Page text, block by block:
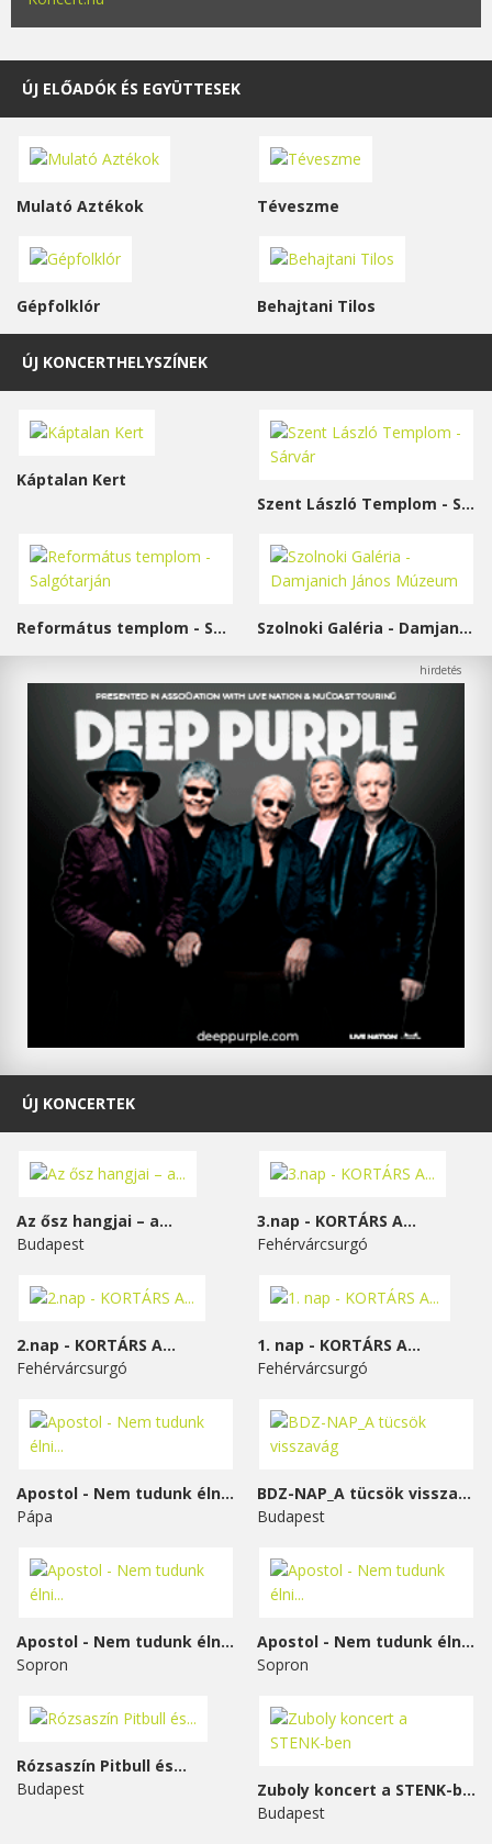
ÚJ ELŐADÓK ÉS EGYÜTTESEK
Mulató Aztékok Téveszme
Gépfolklór Behajtani Tilos
ÚJ KONCERTHELYSZÍNEK
Káptalan Kert
Szent László Templom - Sárvár
Református templom - Salgótarján Szolnoki Galéria - Damjanich János Múzeum
ÚJ KONCERTEK
Az ősz hangjai – a...
Budapest
3.nap - KORTÁRS A...
Fehérvárcsurgó
2.nap - KORTÁRS A...
Fehérvárcsurgó
1. nap - KORTÁRS A...
Fehérvárcsurgó
Apostol - Nem tudunk élni...
Pápa
BDZ-NAP_A tücsök visszavág
Budapest
Apostol - Nem tudunk élni...
Sopron
Apostol - Nem tudunk élni...
Sopron
Rózsaszín Pitbull és...
Budapest
Zuboly koncert a STENK-ben
Budapest